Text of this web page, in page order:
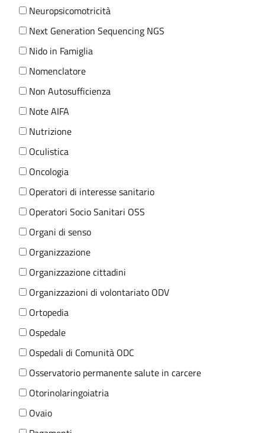
Neuropsicomotricità
Next Generation Sequencing NGS
Nido in Famiglia
Nomenclatore
Non Autosufficienza
Note AIFA
Nutrizione
Oculistica
Oncologia
Operatori di interesse sanitario
Operatori Socio Sanitari OSS
Organi di senso
Organizzazione
Organizzazione cittadini
Organizzazioni di volontariato ODV
Ortopedia
Ospedale
Ospedali di Comunità ODC
Osservatorio permanente salute in carcere
Otorinolaringoiatria
Ovaio